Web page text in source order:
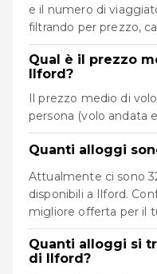
e il numero di
filtrando per prezzo,
Qual è il prezzo
Ilford?
Il prezzo medio di
persona (volo andata
Quanti alloggi
Attualmente ci sono
disponibili a Ilford.
migliore offerta per il
Quanti alloggi si
di Ilford?